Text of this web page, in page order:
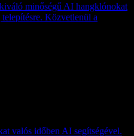
minőségű AI hangklónokat
Közvetlenül a
valós időben AI segítségével.